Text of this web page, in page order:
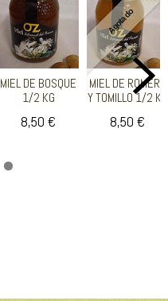
MIEL DE BOSQUE
1/2 KG
8,50 €
Agotado
MIEL DE ROMERO
Y TOMILLO 1/2 KG
8,50 €